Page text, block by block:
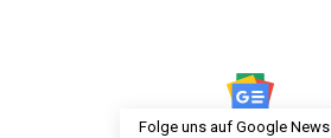
Folge uns auf Google News